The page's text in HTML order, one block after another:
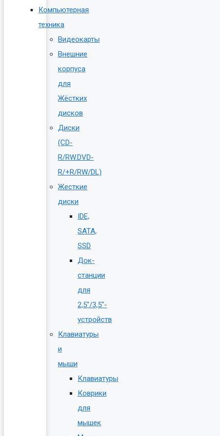
Компьютерная
техника
Видеокарты
Внешние
корпуса
для
Жёстких
дисков
Диски
(CD-
R/RW.DVD-
R/+R/RW/DL)
Жесткие
диски
IDE,
SATA,
SSD
Док-
станции
для
2,5″/3,5″-
устройств
Клавиатуры
и
мыши
Клавиатуры
Коврики
для
мышек